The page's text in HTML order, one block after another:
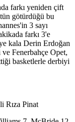
farkı yeniden çift
götürdüğü bu
3 sayı
farkı 3'e
kala Derin Erdoğan
ve Fenerbahçe Opet,
basketlerle derbiyi
Rıza Pinat